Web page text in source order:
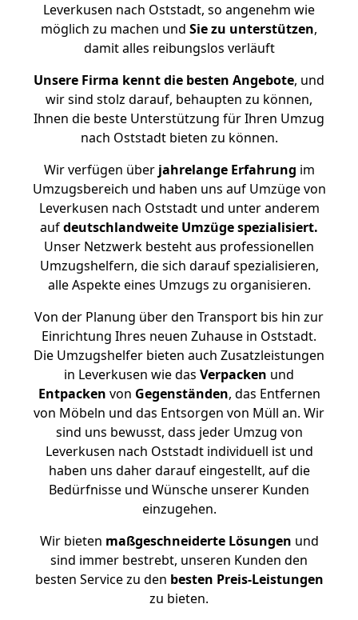
Leverkusen nach Oststadt, so angenehm wie
möglich zu machen und Sie zu unterstützen,
damit alles reibungslos verläuft
Unsere Firma kennt die besten Angebote, und
wir sind stolz darauf, behaupten zu können,
Ihnen die beste Unterstützung für Ihren Umzug
nach Oststadt bieten zu können.
Wir verfügen überjahrelange Erfahrung im
Umzugsbereich und haben uns auf Umzüge von
Leverkusen nach Oststadt und unter anderem
aufdeutschlandweite Umzüge spezialisiert.
Unser Netzwerk besteht aus professionellen
Umzugshelfern, die sich darauf spezialisieren,
alle Aspekte eines Umzugs zu organisieren.
Von der Planung über den Transport bis hin zur
Einrichtung Ihres neuen Zuhause in Oststadt.
Die Umzugshelfer bieten auch Zusatzleistungen
in Leverkusen wie das Verpacken und
Entpacken von Gegenständen, das Entfernen
von Möbeln und das Entsorgen von Müll an. Wir
sind uns bewusst, dass jeder Umzug von
Leverkusen nach Oststadt individuell ist und
haben uns daher darauf eingestellt, auf die
Bedürfnisse und Wünsche unserer Kunden
einzugehen.
Wir bieten maßgeschneiderte Lösungen und
sind immer bestrebt, unseren Kunden den
besten Service zu den besten Preis-Leistungen
zu bieten.